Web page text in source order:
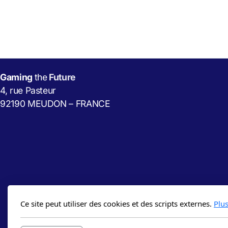
Gaming theFuture
4, rue Pasteur
92190 MEUDON – FRANCE
Ce site peut utiliser des cookies et des scripts externes.